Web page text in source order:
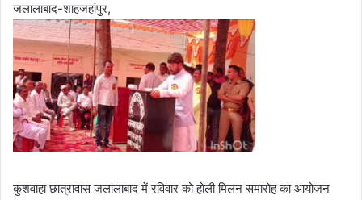
जलालाबाद-शाहजहांपुर,
कुशवाहा छात्रावास जलालाबाद में रविवार को होली मिलन समारोह का आयोजन